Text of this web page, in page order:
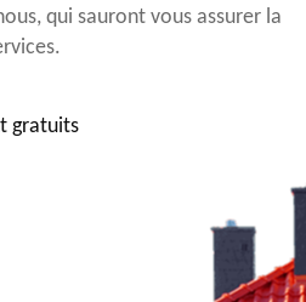
qui sauront vous assurer la
gratuits